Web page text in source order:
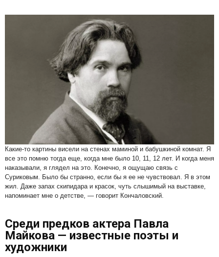
Какие-то картины висели на стенах маминой и бабушкиной комнат. Я
все это помню тогда еще, когда мне было 10, 11, 12 лет. И когда меня
наказывали, я глядел на это. Конечно, я ощущаю связь с
Суриковым. Было бы странно, если бы я ее не чувствовал. Я в этом
жил. Даже запах скипидара и красок, чуть слышимый на выставке,
напоминает мне о детстве, — говорит Кончаловский.
Среди предков актера Павла
Майкова — известные поэты и
художники